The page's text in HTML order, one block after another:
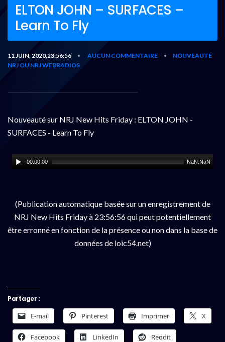
ELTON JOHN – SURFACES –
Learn To Fly
11 JUIN, 2020,23:56:56 • AUCUN COMMENTAIRE •
NOUVEAUTÉ
NRJ OU NRJ WEBRADIOS
Nouveauté sur NRJ New Hits Friday : ELTON JOHN -
SURFACES - Learn To Fly
00:00:00 NaN:NaN
(Publication automatique basée sur un enregistrement de
NRJ New Hits Friday à 23:56:56 qui peut potentiellement
être erronné en fonction de la présence ou non dans la base de
données de loic54.net)
Partager :
E-mail Pinterest Imprimer X
Facebook LinkedIn Reddit